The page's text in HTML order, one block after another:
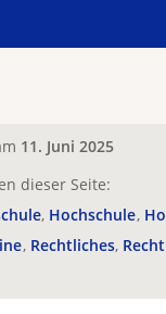
11. Juni 2025
dieser Seite:
Hochschule
Rechtliches